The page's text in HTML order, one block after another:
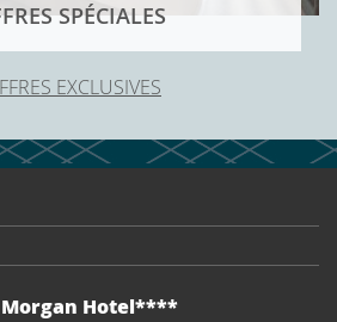
SPÉCIALES
EXCLUSIVES
Morgan Hotel****